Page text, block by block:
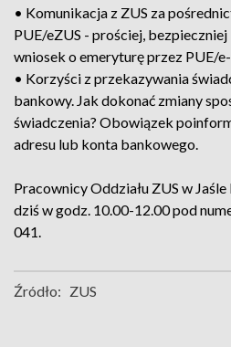
• Komunikacja z ZUS za
PUE/eZUS - prościej,
wniosek o emeryturę przez PUE/
• Korzyści z przekazywania
bankowy. Jak dokonać zmiany
świadczenia? Obowiązek
adresu lub konta bankowego.
Pracownicy Oddziału ZUS w
dziś w godz. 10.00-12.00 pod
041.
Źródło: ZUS